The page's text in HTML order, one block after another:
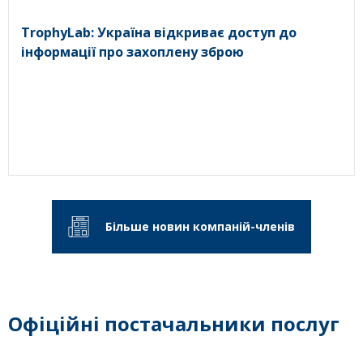
TrophyLab: Україна відкриває доступ до
інформації про захоплену зброю
Більше новин компаній-членів
Офіційні постачальники послуг